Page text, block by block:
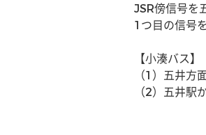
JSR傍信号を
1つ目の信号
【小湊バス】
（1）五井方
（2）五井駅